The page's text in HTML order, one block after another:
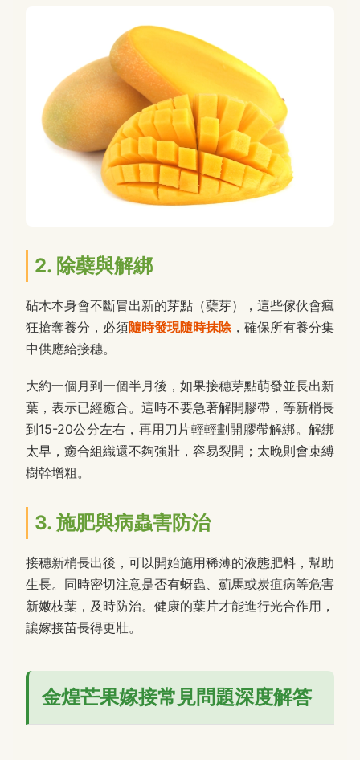
2. 除蘗與解綁
砧木本身會不斷冒出新的芽點（蘗芽），這些傢伙會瘋
狂搶奪養分，必須隨時發現隨時抹除，確保所有養分集
中供應給接穗。
大約一個月到一個半月後，如果接穗芽點萌發並長出新
葉，表示已經癒合。這時不要急著解開膠帶，等新梢長
到15-20公分左右，再用刀片輕輕劃開膠帶解綁。解綁
太早，癒合組織還不夠強壯，容易裂開；太晚則會束縛
樹幹增粗。
3. 施肥與病蟲害防治
接穗新梢長出後，可以開始施用稀薄的液態肥料，幫助
生長。同時密切注意是否有蚜蟲、薊馬或炭疽病等危害
新嫩枝葉，及時防治。健康的葉片才能進行光合作用，
讓嫁接苗長得更壯。
金煌芒果嫁接常見問題深度解答